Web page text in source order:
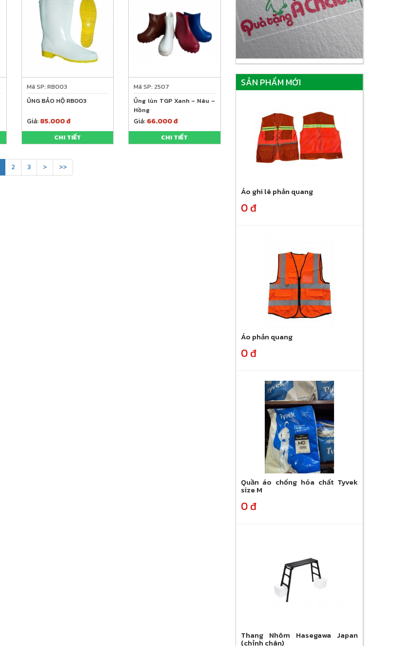
Mã SP: RB003
ỦNG BẢO HỘ RB003
Giá:85.000 đ
CHI TIẾT
Mã SP: 2507
Ủng lùn TGP Xanh – Nâu –
Hồng
Giá:66.000 đ
CHI TIẾT
2 3 > >>
SẢN PHẨM MỚI
Áo ghi lê phản quang
0 đ
Áo phản quang
0 đ
Quần áo chống hóa chất Tyvek
size M
0 đ
Thang Nhôm Hasegawa Japan
(chỉnh chân)